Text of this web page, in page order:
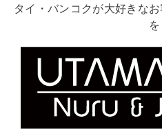
タイ・バンコクが大好きな
を